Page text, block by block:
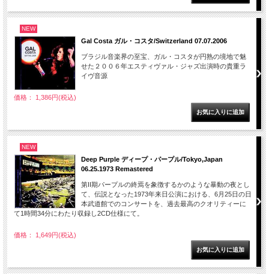
NEW
Gal Costa ガル・コスタ/Switzerland 07.07.2006
ブラジル音楽界の至宝、ガル・コスタが円熟の境地で魅
せた２００６年エスティヴァル・ジャズ出演時の貴重ラ
イヴ音源
価格： 1,386円(税込)
NEW
Deep Purple ディープ・パープル/Tokyo,Japan
06.25.1973 Remastered
第II期パープルの終焉を象徴するかのような暴動の夜とし
て、伝説となった1973年来日公演における、6月25日の日
本武道館でのコンサートを、過去最高のクオリティーに
て1時間34分にわたり収録し2CD仕様にて。
価格： 1,649円(税込)